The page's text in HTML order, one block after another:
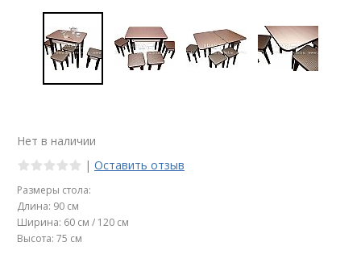
Нет в наличии
| Оставить отзыв
Размеры стола:
Длина: 90 см
Ширина: 60 см / 120 см
Высота: 75 см